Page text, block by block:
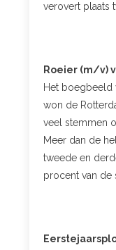
verovert plaats
Roeier (m/v)
Het boegbeeld
won de
veel stemmen
Meer dan de
tweede en
procent van de